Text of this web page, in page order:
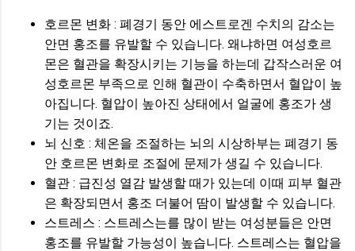
호르몬 변화 : 폐경기 동안 에스트로겐 수치의 감소는
안면 홍조를 유발할 수 있습니다. 왜냐하면 여성호르
몬은 혈관을 확장시키는 기능을 하는데 갑작스러운 여
성호르몬 부족으로 인해 혈관이 수축하면서 혈압이 높
아집니다. 혈압이 높아진 상태에서 얼굴에 홍조가 생
기는 것이죠.
뇌 신호 : 체온을 조절하는 뇌의 시상하부는 폐경기 동
안 호르몬 변화로 조절에 문제가 생길 수 있습니다.
혈관 : 급진성 열감 발생할 때가 있는데 이때 피부 혈관
은 확장되면서 홍조 더불어 땀이 발생할 수 있습니다.
스트레스 : 스트레스는를 많이 받는 여성분들은 안면
홍조를 유발할 가능성이 높습니다. 스트레스는 혈압을